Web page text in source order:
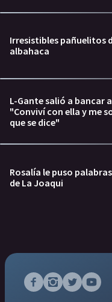
Irresistibles pañuelitos
albahaca
L-Gante salió a bancar
"Conviví con ella y me
que se dice"
Rosalía le puso
de La Joaqui